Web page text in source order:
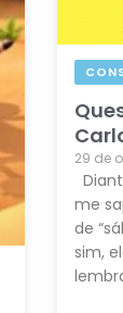
29 de
me
de
sim,